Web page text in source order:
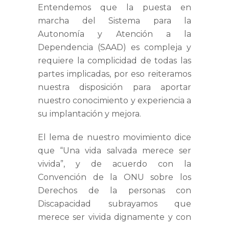
Entendemos que la puesta en
marcha del Sistema para la
Autonomía y Atención a la
Dependencia (SAAD) es compleja y
requiere la complicidad de todas las
partes implicadas, por eso reiteramos
nuestra disposición para aportar
nuestro conocimiento y experiencia a
su implantación y mejora.
El lema de nuestro movimiento dice
que “Una vida salvada merece ser
vivida”, y de acuerdo con la
Convención de la ONU sobre los
Derechos de la personas con
Discapacidad subrayamos que
merece ser vivida dignamente y con